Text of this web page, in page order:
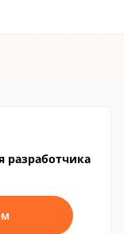
разработчика